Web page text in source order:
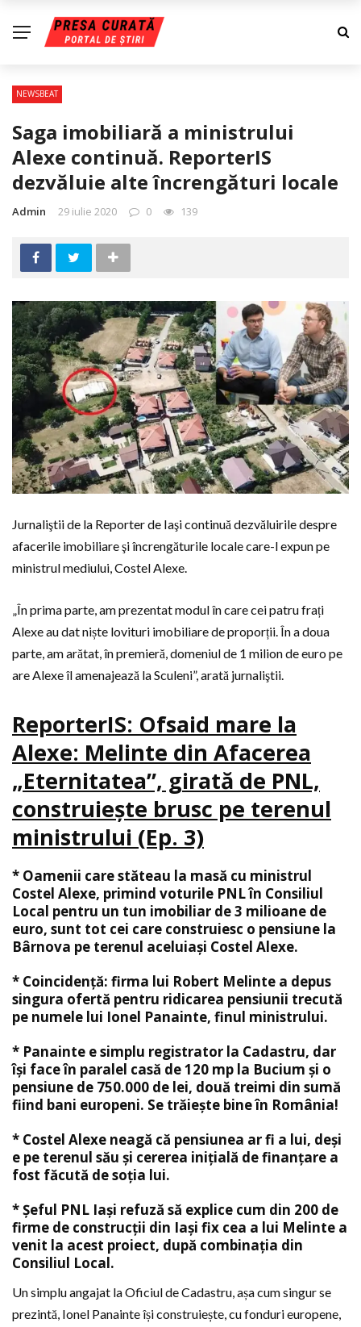
NEWSBEAT
Saga imobiliară a ministrului
Alexe continuă. ReporterIS
dezvăluie alte încrengături locale
Admin 29 iulie 2020 0 139
Jurnaliştii de la Reporter de Iaşi continuă dezvăluirile despre
afacerile imobiliare şi încrengăturile locale care-l expun pe
ministrul mediului, Costel Alexe.
„În prima parte, am prezentat modul în care cei patru frați
Alexe au dat niște lovituri imobiliare de proporții. În a doua
parte, am arătat, în premieră, domeniul de 1 milion de euro pe
are Alexe îl amenajează la Sculeni”, arată jurnaliştii.
ReporterIS: Ofsaid mare la
Alexe: Melinte din Afacerea
„Eternitatea”, girată de PNL,
construiește brusc pe terenul
ministrului (Ep. 3)
* Oamenii care stăteau la masă cu ministrul
Costel Alexe, primind voturile PNL în Consiliul
Local pentru un tun imobiliar de 3 milioane de
euro, sunt tot cei care construiesc o pensiune la
Bârnova pe terenul aceluiași Costel Alexe.
* Coincidență: firma lui Robert Melinte a depus
singura ofertă pentru ridicarea pensiunii trecută
pe numele lui Ionel Panainte, finul ministrului.
* Panainte e simplu registrator la Cadastru, dar
își face în paralel casă de 120 mp la Bucium și o
pensiune de 750.000 de lei, două treimi din sumă
fiind bani europeni. Se trăiește bine în România!
* Costel Alexe neagă că pensiunea ar fi a lui, deși
e pe terenul său și cererea inițială de finanțare a
fost făcută de soția lui.
* Șeful PNL Iași refuză să explice cum din 200 de
firme de construcții din Iași fix cea a lui Melinte a
venit la acest proiect, după combinația din
Consiliul Local.
Un simplu angajat la Oficiul de Cadastru, așa cum singur se
prezintă, Ionel Panainte își construiește, cu fonduri europene,